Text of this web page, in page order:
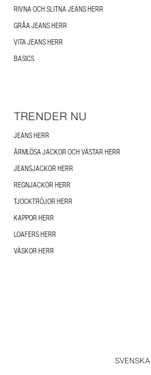
RIVNA OCH SLITNA JEANS HERR
GRÅA JEANS HERR
VITA JEANS HERR
BASICS
TRENDER NU
JEANS HERR
ÄRMLÖSA JACKOR OCH VÄSTAR HERR
JEANSJACKOR HERR
REGNJACKOR HERR
TJOCKTRÖJOR HERR
KAPPOR HERR
LOAFERS HERR
VÄSKOR HERR
SVENSKA